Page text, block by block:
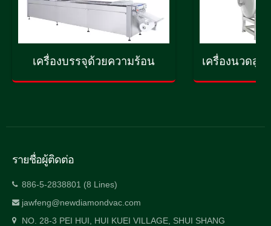
เครื่องบรรจุด้วยความร้อน เครื่องนวดสู
รายชื่อผู้ติดต่อ
886-5-2838801 (8 Lines)
jawfeng@newdiamondvac.com
NO. 28-3 PEI HUI, HUI KUEI VILLAGE, SHUI SHANG